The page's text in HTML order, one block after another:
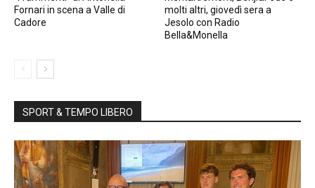
Fornari in scena a Valle di
Cadore
molti altri, giovedì sera a
Jesolo con Radio
Bella&Monella
SPORT & TEMPO LIBERO